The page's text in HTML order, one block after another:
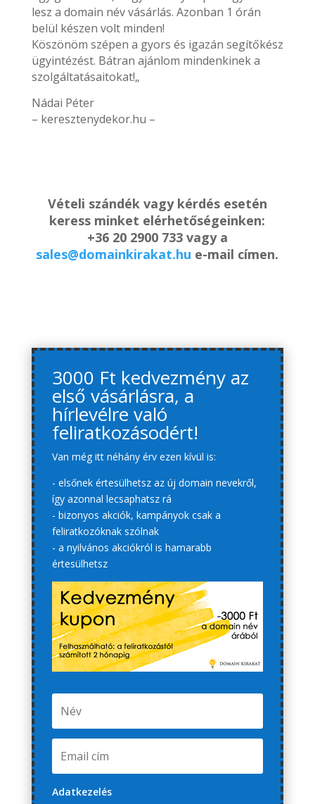
lesz a domain név vásárlás. Azonban 1 órán
belül készen volt minden!
Köszönöm szépen a gyors és igazán segítőkész
ügyintézést. Bátran ajánlom mindenkinek a
szolgáltatásaitokat!„
Nádai Péter
– keresztenydekor.hu –
Vételi szándék vagy kérdés esetén
keress minket elérhetőségeinken:
+36 20 2900 733 vagy a
sales@domainkirakat.hu e-mail címen.
3000 Ft kedvezmény az
első vásárlásra, a
hírlevélre való
feliratkozásodért!
Van még itt néhány érv ezen kívül is:
- elsőnek értesülhetsz az új domain nevekről,
így azonnal lecsaphatsz rá
- bizonyos akciók, kampányok csak a
feliratkozóknak szólnak
- a nyilvános akciókról is hamarabb
értesülhetsz
Adatkezelés